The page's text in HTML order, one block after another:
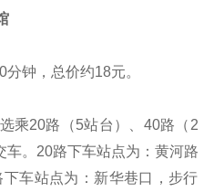
钟，总价约18元。
乘20路（5站台）、40路（2
。20路下车站点为：黄河路
车站点为：新华巷口，步行